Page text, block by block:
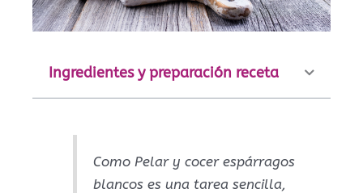
Ingredientes y preparación receta
Como Pelar y cocer espárragos
blancos es una tarea sencilla,